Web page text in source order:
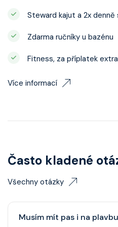
Steward kajut a 2x
Zdarma ručníky u bazénu
Fitness, za příplatek
Více informací
Často kladené
Všechny otázky
Musím mít pas i na